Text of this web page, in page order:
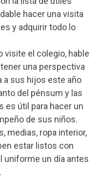
hacer una visita
y adquirir todo lo
visite el colegio, hable
una perspectiva
a sus hijos este año
del pénsum y las
es útil para hacer un
de sus niños.
medias, ropa interior,
estar listos con
uniforme un día antes